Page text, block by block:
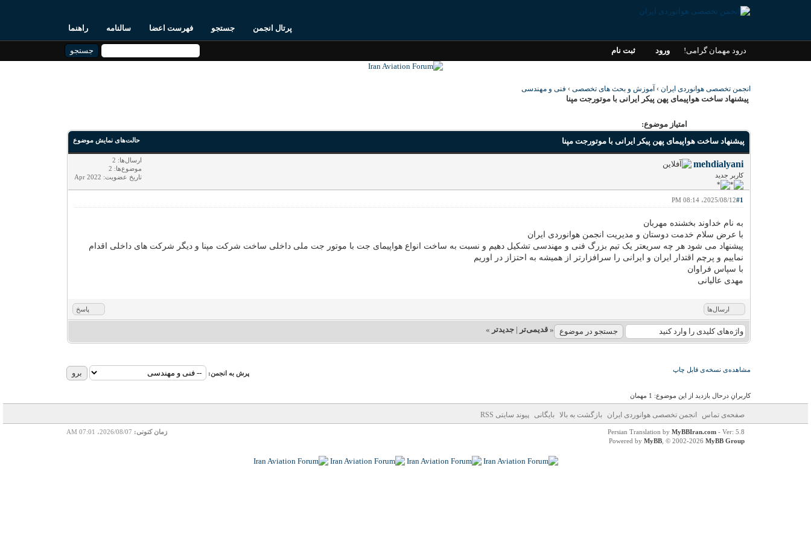
پرتال انجمن جستجو فهرست اعضا سالنامه راهنما
درود مهمان گرامی! ورود ثبت نام
انجمن تخصصی هوانوردی ایران › آموزش و بحث های تخصصی › فنی و مهندسی
پیشنهاد ساخت هواپیمای پهن پیکر ایرانی با موتورجت مپنا
امتیاز موضوع:
حالت‌های نمایش موضوع پیشنهاد ساخت هواپیمای پهن پیکر ایرانی با موتورجت مپنا
mehdialyani
کاربر جدید
ارسال‌ها: 2
موضوع‌ها: 2
تاریخ عضویت: Apr 2022
#12025/08/12، 08:14 PM
به نام خداوند بخشنده مهربان
با عرض سلام خدمت دوستان و مدیریت انجمن هوانوردی ایران
پیشنهاد می شود هر چه سریعتر یک تیم بزرگ فنی و مهندسی تشکیل دهیم و نسبت به ساخت انواع هواپیمای جت با موتور جت ملی داخلی ساخت شرکت مپنا و دیگر شرکت های داخلی اقدام
نماییم و پرچم اقتدار ایران و ایرانی را سرافزارتر از همیشه به احتزاز در اوریم
با سپاس فراوان
مهدی عالیانی
ارسال‌ها پاسخ
«قدیمی‌تر |جدیدتر »
مشاهده‌ی نسخه‌ی قابل چاپ پرش به انجمن:
کاربرانِ درحال بازدید از این موضوع: 1 مهمان
صفحه‌ی تماس انجمن تخصصی هوانوردی ایران بازگشت به بالا بایگانی پیوند سایتی RSS
زمان کنونی: 2026/08/07، 07:01 AM Persian Translation by MyBBIran.com- Ver: 5.8
Powered by MyBB, © 2002-2026 MyBB Group